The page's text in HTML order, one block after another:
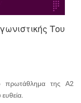
Του
πρωτάθλημα της Α2